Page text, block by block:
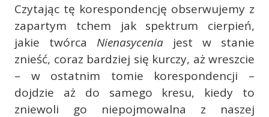
Czytając tę korespondencję obserwujemy z
zapartym tchem jak spektrum cierpień,
jakie twórca Nienasycenia jest w stanie
znieść, coraz bardziej się kurczy, aż wreszcie
– w ostatnim tomie korespondencji –
dojdzie aż do samego kresu, kiedy to
zniewoli go niepojmowalna z naszej